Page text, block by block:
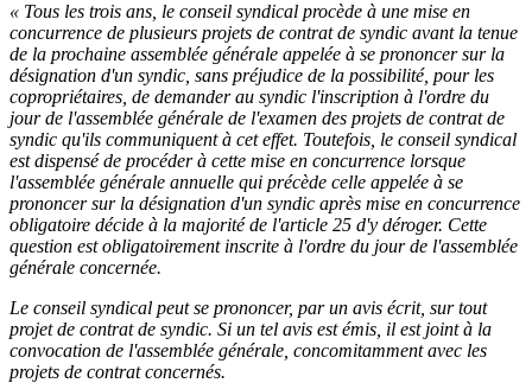
« Tous les trois ans, le conseil syndical procède à une mise en
concurrence de plusieurs projets de contrat de syndic avant la tenue
de la prochaine assemblée générale appelée à se prononcer sur la
désignation d'un syndic, sans préjudice de la possibilité, pour les
copropriétaires, de demander au syndic l'inscription à l'ordre du
jour de l'assemblée générale de l'examen des projets de contrat de
syndic qu'ils communiquent à cet effet. Toutefois, le conseil syndical
est dispensé de procéder à cette mise en concurrence lorsque
l'assemblée générale annuelle qui précède celle appelée à se
prononcer sur la désignation d'un syndic après mise en concurrence
obligatoire décide à la majorité de l'article 25 d'y déroger. Cette
question est obligatoirement inscrite à l'ordre du jour de l'assemblée
générale concernée.
Le conseil syndical peut se prononcer, par un avis écrit, sur tout
projet de contrat de syndic. Si un tel avis est émis, il est joint à la
convocation de l'assemblée générale, concomitamment avec les
projets de contrat concernés.